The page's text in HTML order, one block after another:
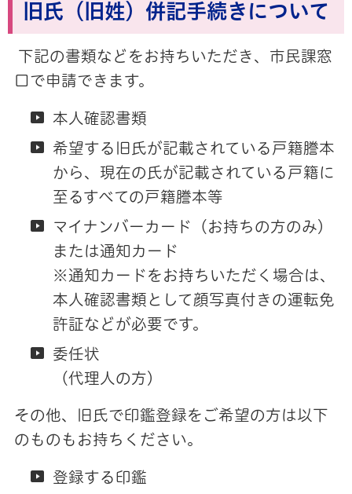
旧氏（旧姓）併記手続きについて
下記の書類などをお持ちいただき、市民課窓
口で申請できます。
本人確認書類
希望する旧氏が記載されている戸籍謄本
から、現在の氏が記載されている戸籍に
至るすべての戸籍謄本等
マイナンバーカード（お持ちの方のみ）
または通知カード
※通知カードをお持ちいただく場合は、
本人確認書類として顔写真付きの運転免
許証などが必要です。
委任状
（代理人の方）
その他、旧氏で印鑑登録をご希望の方は以下
のものもお持ちください。
登録する印鑑